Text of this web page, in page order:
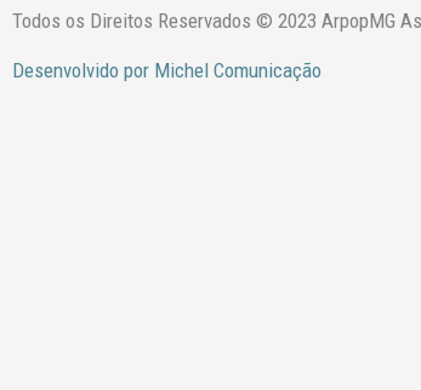
o
r
m
Todos os Direitos Reservados © 2023 ArpopMG
Desenvolvido por Michel Comunicação